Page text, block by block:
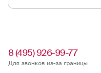
8 (495) 926-99-77
Для звонков из-за границы